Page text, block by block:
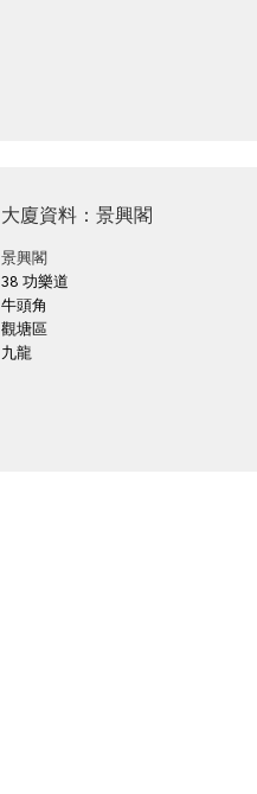
大廈資料：景興閣
景興閣
38 功樂道
牛頭角
觀塘區
九龍